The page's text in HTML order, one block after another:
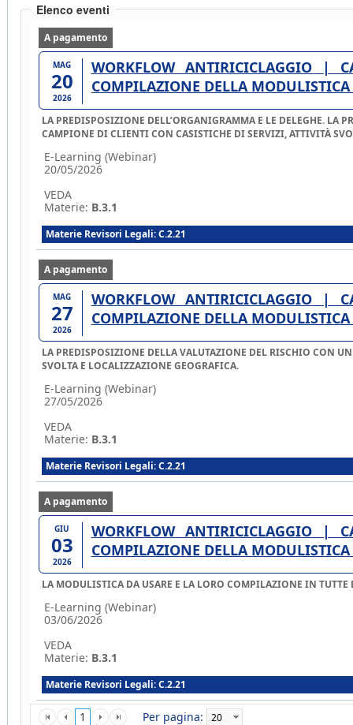
Elenco eventi
1 Per pagina:
A pagamento
MAG
20
2026
WORKFLOW ANTIRICICLAGGIO | CASISTICA
COMPILAZIONE DELLA
LA PREDISPOSIZIONE DELL’ORGANIGRAMMA E LE DELEGHE. LA PREDISPOSIZIONE DELL’AUTOVALUTAZIONE DEL RISCHIO SU UN
CAMPIONE DI CLIENTI
E-Learning (Webinar)
20/05/2026
VEDA
Materie: B.3.1
Materie Revisori Legali: C.2.21
A pagamento
MAG
27
2026
WORKFLOW ANTIRICICLAGGIO | CASISTICA
COMPILAZIONE DELLA
LA PREDISPOSIZIONE DELLA VALUTAZIONE DEL RISCHIO CON UN
SVOLTA E LOCALIZZAZIONE GEOGRAFICA.
E-Learning (Webinar)
27/05/2026
VEDA
Materie: B.3.1
Materie Revisori Legali: C.2.21
A pagamento
GIU
03
2026
WORKFLOW ANTIRICICLAGGIO | CASISTICA
COMPILAZIONE DELLA
LA MODULISTICA DA USARE E LA LORO COMPILAZIONE IN TUTTE
E-Learning (Webinar)
03/06/2026
VEDA
Materie: B.3.1
Materie Revisori Legali: C.2.21